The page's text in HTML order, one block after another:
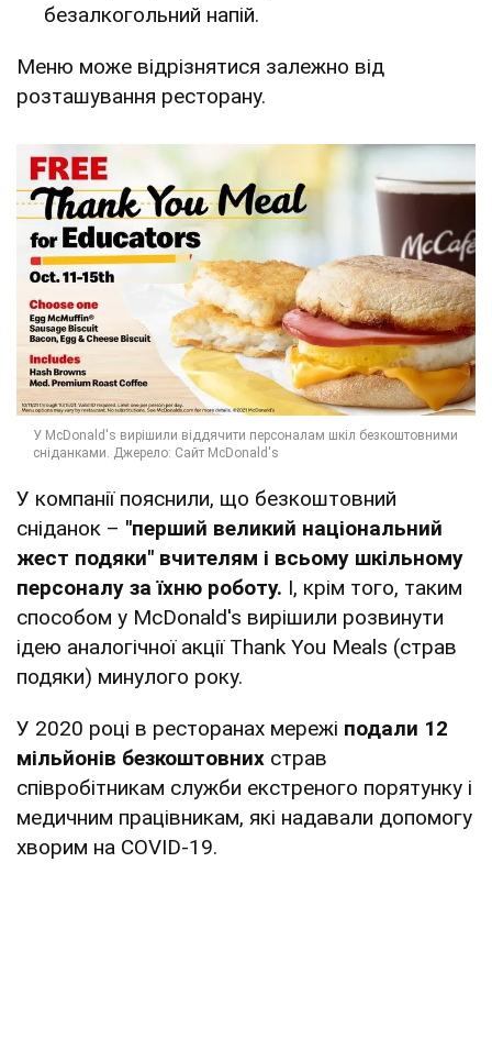
безалкогольний напій.
Меню може відрізнятися залежно від
розташування ресторану.
У компанії пояснили, що безкоштовний
сніданок – "перший великий національний
жест подяки" вчителям і всьому шкільному
персоналу за їхню роботу. І, крім того, таким
способом у McDonald's вирішили розвинути
ідею аналогічної акції Thank You Meals (страв
подяки) минулого року.
У 2020 році в ресторанах мережі подали 12
мільйонів безкоштовних страв
співробітникам служби екстреного порятунку і
медичним працівникам, які надавали допомогу
хворим на COVID-19.